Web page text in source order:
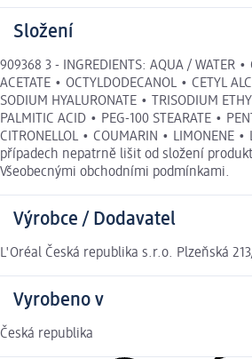
Složení
909368 3 - INGREDIENTS: AQUA / WATER •
ACETATE • OCTYLDODECANOL • CETYL
SODIUM HYALURONATE • TRISODIUM
PALMITIC ACID • PEG-100 STEARATE •
CITRONELLOL • COUMARIN •
případech nepatrně lišit od složení
Všeobecnými obchodními podmínkami.
Výrobce / Dodavatel
L'Oréal Česká republika s.r.o. Plzeňská
Vyrobeno v
Česká republika